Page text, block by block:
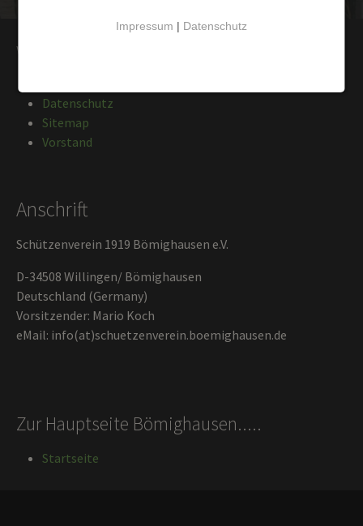
Wichtige Seiten
Datenschutz
Sitemap
Vorstand
Anschrift
Schützenverein 1919 Bömighausen e.V.
D-34508 Willingen/ Bömighausen
Deutschland (Germany)
Vorsitzender: Mario Koch
eMail: info(at)schuetzenverein.boemighausen.de
Zur Hauptseite Bömighausen.....
Startseite
Impressum | Datenschutz